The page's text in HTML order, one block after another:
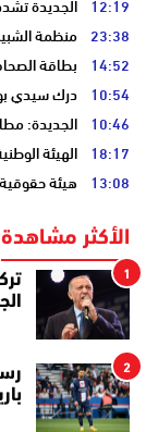
23:38 منظمة
14:52 بطاقة
10:54 درك سيدي
10:46 الجديدة:
18:17 الهيئة
13:08 هيئة
الأكثر مشاهدة
1
2